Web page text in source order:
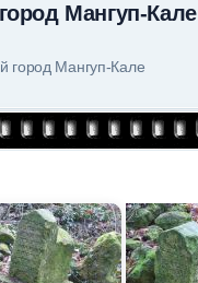
Мангуп-Кале
город Мангуп-Кале